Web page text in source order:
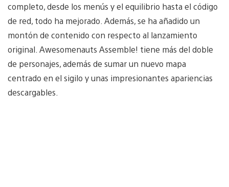
completo, desde los menús y el equilibrio hasta el código
de red, todo ha mejorado. Además, se ha añadido un
montón de contenido con respecto al lanzamiento
original. Awesomenauts Assemble! tiene más del doble
de personajes, además de sumar un nuevo mapa
centrado en el sigilo y unas impresionantes apariencias
descargables.